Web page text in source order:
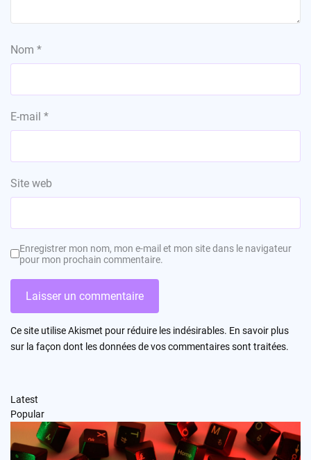
Nom *
E-mail *
Site web
Enregistrer mon nom, mon e-mail et mon site dans le navigateur
pour mon prochain commentaire.
Ce site utilise Akismet pour réduire les indésirables. En savoir plus
sur la façon dont les données de vos commentaires sont traitées.
Latest
Popular